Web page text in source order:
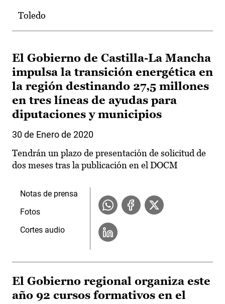
Toledo
El Gobierno de Castilla-La Mancha
impulsa la transición energética en
la región destinando 27,5 millones
en tres líneas de ayudas para
diputaciones y municipios
30 de Enero de 2020
Tendrán un plazo de presentación de solicitud de
dos meses tras la publicación en el DOCM
Notas de prensa
Fotos
Cortes audio
El Gobierno regional organiza este
año 92 cursos formativos en el